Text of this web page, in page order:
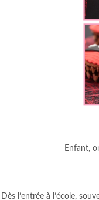
Enfant,
Dès l’entrée à l’école,